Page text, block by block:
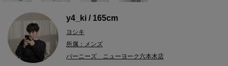
y4_ki / 165cm
ヨシキ
所属：メンズ
バーニーズ ニューヨーク六本木店